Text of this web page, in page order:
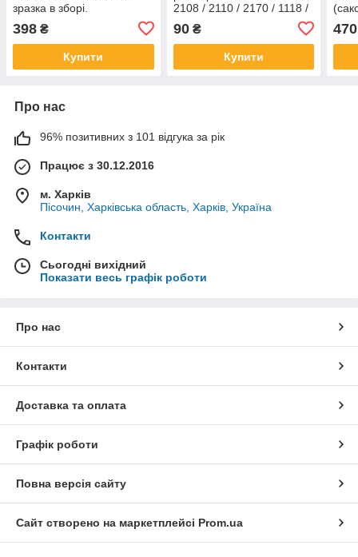
зразка в зборі.
398 ₴
Купити
2108 / 2110 / 2170 / 1118 /
EuroEx
90₴
Купити
470
Про нас
96% позитивних з 101 відгука за рік
Працює з 30.12.2016
м. Харків
Пісочин, Харківська область, Харків, Україна
Контакти
Сьогодні вихідний
Показати весь графік роботи
Про нас
Контакти
Доставка та оплата
Графік роботи
Повна версія сайту
Сайт створено на маркетплейсі Prom.ua